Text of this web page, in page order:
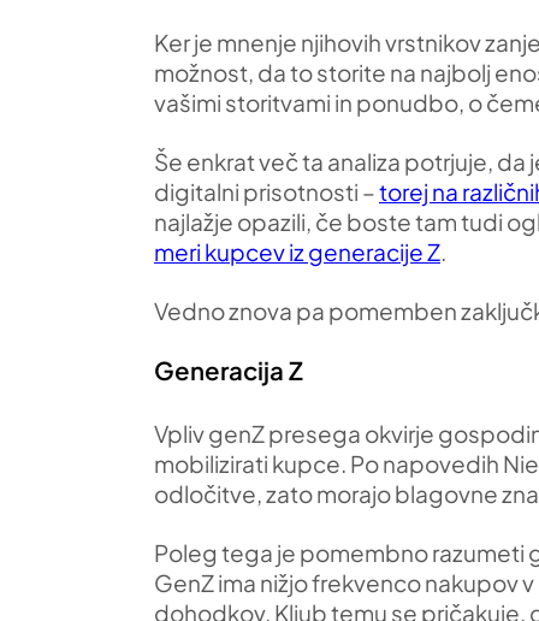
Ker je mnenje njihovih vrstnikov
možnost, da to storite na najbolj
vašimi storitvami in ponudbo, o
Še enkrat več ta analiza potrjuje,
digitalni prisotnosti –torej na
najlažje opazili, če boste tam tudi
meri kupcev iz generacije Z.
Vedno znova pa pomemben
Generacija Z
Vpliv genZ presega okvirje
mobilizirati kupce. Po napovedih
odločitve, zato morajo blagovne
Poleg tega je pomembno razumeti
GenZ ima nižjo frekvenco nakupov
dohodkov. Kljub temu se